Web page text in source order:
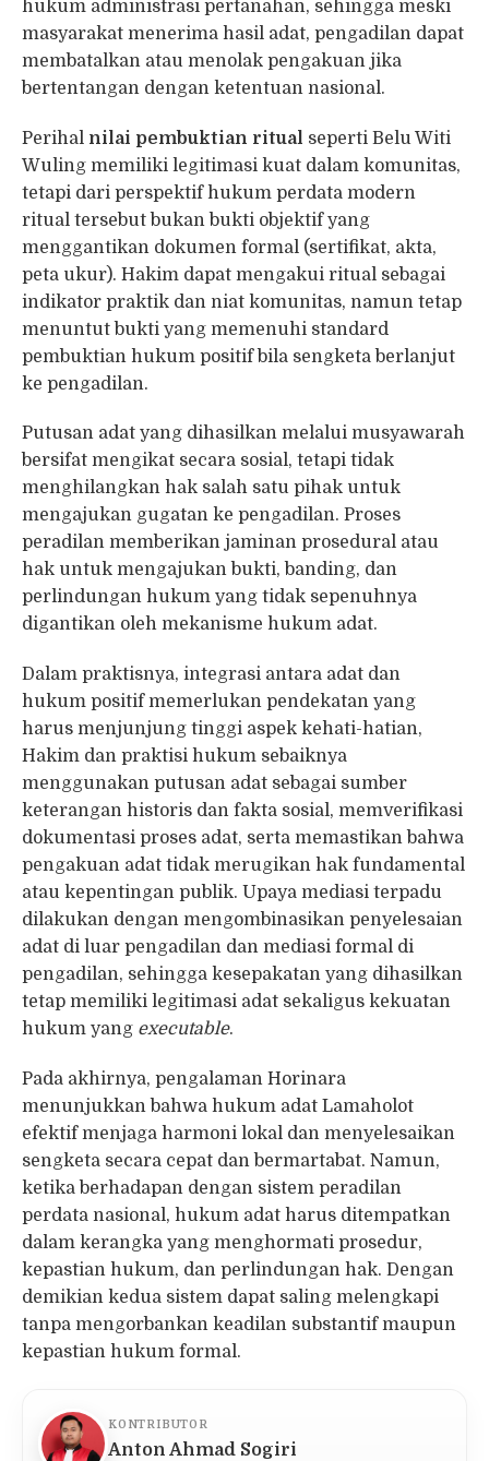
hukum administrasi pertanahan, sehingga meski
masyarakat menerima hasil adat, pengadilan dapat
membatalkan atau menolak pengakuan jika
bertentangan dengan ketentuan nasional.
Perihal nilai pembuktian ritual seperti Belu Witi
Wuling memiliki legitimasi kuat dalam komunitas,
tetapi dari perspektif hukum perdata modern
ritual tersebut bukan bukti objektif yang
menggantikan dokumen formal (sertifikat, akta,
peta ukur). Hakim dapat mengakui ritual sebagai
indikator praktik dan niat komunitas, namun tetap
menuntut bukti yang memenuhi standard
pembuktian hukum positif bila sengketa berlanjut
ke pengadilan.
Putusan adat yang dihasilkan melalui musyawarah
bersifat mengikat secara sosial, tetapi tidak
menghilangkan hak salah satu pihak untuk
mengajukan gugatan ke pengadilan. Proses
peradilan memberikan jaminan prosedural atau
hak untuk mengajukan bukti, banding, dan
perlindungan hukum yang tidak sepenuhnya
digantikan oleh mekanisme hukum adat.
Dalam praktisnya, integrasi antara adat dan
hukum positif memerlukan pendekatan yang
harus menjunjung tinggi aspek kehati-hatian,
Hakim dan praktisi hukum sebaiknya
menggunakan putusan adat sebagai sumber
keterangan historis dan fakta sosial, memverifikasi
dokumentasi proses adat, serta memastikan bahwa
pengakuan adat tidak merugikan hak fundamental
atau kepentingan publik. Upaya mediasi terpadu
dilakukan dengan mengombinasikan penyelesaian
adat di luar pengadilan dan mediasi formal di
pengadilan, sehingga kesepakatan yang dihasilkan
tetap memiliki legitimasi adat sekaligus kekuatan
hukum yang executable.
Pada akhirnya, pengalaman Horinara
menunjukkan bahwa hukum adat Lamaholot
efektif menjaga harmoni lokal dan menyelesaikan
sengketa secara cepat dan bermartabat. Namun,
ketika berhadapan dengan sistem peradilan
perdata nasional, hukum adat harus ditempatkan
dalam kerangka yang menghormati prosedur,
kepastian hukum, dan perlindungan hak. Dengan
demikian kedua sistem dapat saling melengkapi
tanpa mengorbankan keadilan substantif maupun
kepastian hukum formal.
KONTRIBUTOR
Anton Ahmad Sogiri